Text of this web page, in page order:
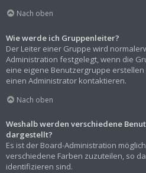
Nach oben
Wie werde ich Gruppenleiter?
Der Leiter einer Gruppe wird
Administration festgelegt, wenn die
eine eigene Benutzergruppe
einen Administrator kontaktieren.
Nach oben
Weshalb werden verschiedene
dargestellt?
Es ist der Board-Administration
verschiedene Farben zuzuteilen, so
identifizieren sind.